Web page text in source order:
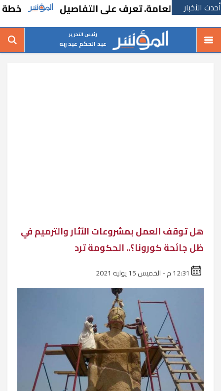
أحدث الأخبار
العامة. تعرف على التفاصيل خطة حكومية
رئيس التحرير
عبد الحكم عبد ربه
هل توقف العمل بمشروعات الآثار والترميم في
ظل جائحة كورونا؟.. الحكومة ترد